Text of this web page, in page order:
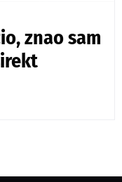
znao sam